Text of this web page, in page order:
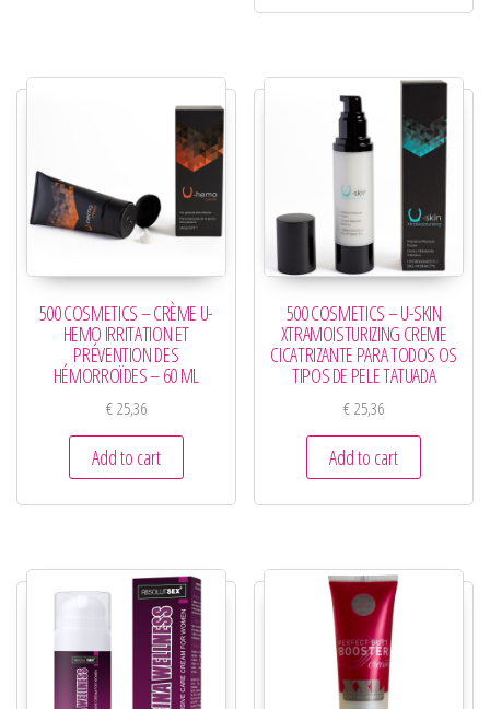
500 COSMETICS – CRÈME U-
HEMO IRRITATION ET
PRÉVENTION DES
HÉMORROÏDES – 60 ML
€25,36
Add to cart
500 COSMETICS – U-SKIN
XTRAMOISTURIZING CREME
CICATRIZANTE PARA TODOS OS
TIPOS DE PELE TATUADA
€25,36
Add to cart